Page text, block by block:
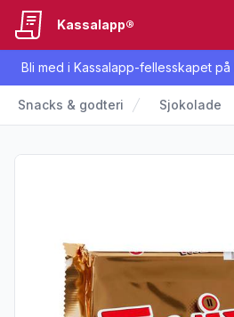
Bli med i Kassalapp-fellesskapet på
Kassalapp®
Snacks & godteri Sjokolade